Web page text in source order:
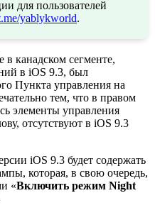
для пользователей
yablykworld.
в канадском сегменте,
в iOS 9.3, был
Пункта управления на
тем, что в правом
элементы управления
отсутствуют в iOS 9.3
iOS 9.3 будет содержать
которая, в свою очередь,
«Включить режим Night